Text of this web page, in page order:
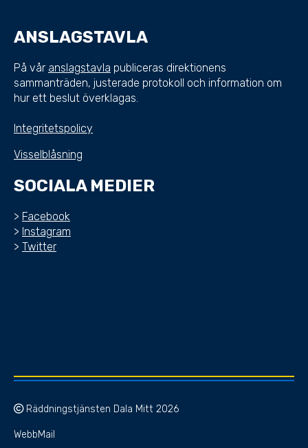
ANSLAGSTAVLA
På vår anslagstavla publiceras direktionens
sammanträden, justerade protokoll och information om
hur ett beslut överklagas.
Integritetspolicy
Visselblåsning
SOCIALA MEDIER
> Facebook
> Instagram
> Twitter
Räddningstjänsten Dala Mitt 2026
WebbMail